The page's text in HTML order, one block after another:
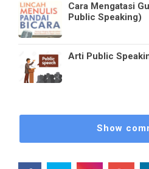
Cara Mengatasi
Public Speaking)
Arti Public
Show